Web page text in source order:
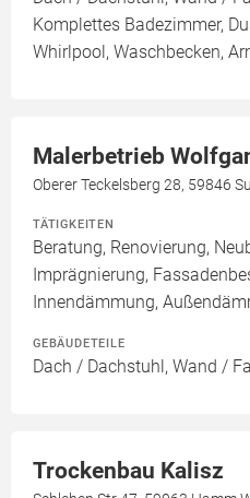
Komplettes Badezimmer,
Whirlpool, Waschbecken,
Malerbetrieb
Oberer Teckelsberg 28, 59846
TÄTIGKEITEN
Beratung, Renovierung,
Imprägnierung,
Innendämmung,
GEBÄUDETEILE
Dach / Dachstuhl, Wand /
Trockenbau Kalisz